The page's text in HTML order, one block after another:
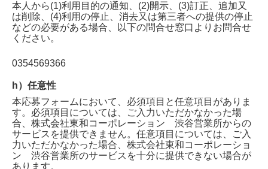
本人から(1)利用目的の通知、(2)開示、(3)訂正、追加又
は削除、(4)利用の停止、消去又は第三者への提供の停止
などの必要がある場合、以下の問合せ窓口よりお問合せ
ください。
0354569366
h）任意性
本応募フォームにおいて、必須項目と任意項目がありま
す。必須項目については、ご入力いただかなかった場
合、 株式会社東和コーポレーション 渋谷営業所からの
サービスを提供できません。任意項目については、ご入
力いただかなかった場合、 株式会社東和コーポレーショ
ン 渋谷営業所のサービスを十分に提供できない場合が
あります。